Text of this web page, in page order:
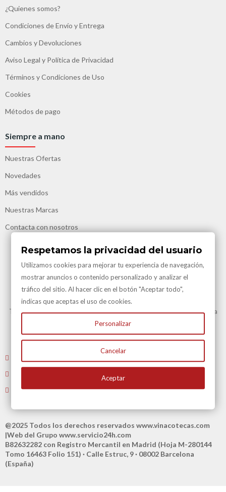
¿Quienes somos?
Condiciones de Envío y Entrega
Cambios y Devoluciones
Aviso Legal y Política de Privacidad
Términos y Condiciones de Uso
Cookies
Métodos de pago
Siempre a mano
Nuestras Ofertas
Novedades
Más vendidos
Nuestras Marcas
Contacta con nosotros
Transporte Gratuito en Península para todas nuestras vinotecas y en la
mayoría de artículos.
Consulte en Condiciones Transporte
Tel. 604 181 386 L-V 9 a 14:00 y de 16:00 a 19:00
Tiene 15 días para devolvernos su compra
@2025 Todos los derechos reservados www.vinacotecas.com
|Web del Grupo www.servicio24h.com
B82632282 con Registro Mercantil en Madrid (Hoja M-280144
Tomo 16463 Folio 151) · Calle Estruc, 9 · 08002 Barcelona
(España)
Respetamos la privacidad del usuario
Utilizamos cookies para mejorar tu experiencia de navegación,
mostrar anuncios o contenido personalizado y analizar el
tráfico del sitio. Al hacer clic en el botón "Aceptar todo",
indicas que aceptas el uso de cookies.
Personalizar
Cancelar
Aceptar